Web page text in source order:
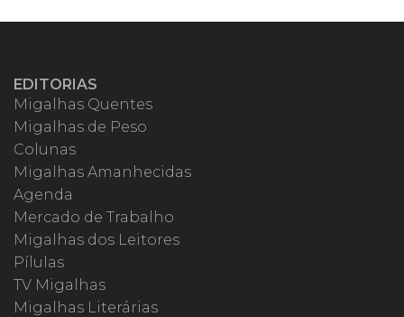
EDITORIAS
Migalhas Quentes
Migalhas de Peso
Colunas
Migalhas Amanhecidas
Agenda
Mercado de Trabalho
Migalhas dos Leitores
Pílulas
TV Migalhas
Migalhas Literárias